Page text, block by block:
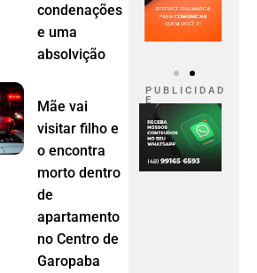
condenações
e uma
absolvição
Mãe vai
visitar filho e
o encontra
morto dentro
de
apartamento
no Centro de
Garopaba
P U B L I C I D A D
E